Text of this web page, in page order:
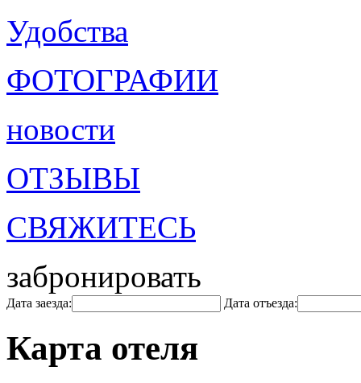
Удобства
ФОТОГРАФИИ
новости
ОТЗЫВЫ
СВЯЖИТЕСЬ
забронировать
Дата заезда: Дата отъезда:
Карта отеля